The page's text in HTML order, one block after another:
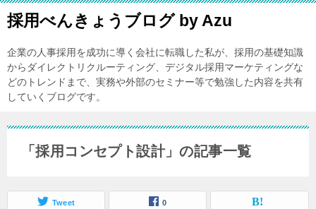
採用べんきょうブログ by Azu
企業の人事採用を成功に導く会社に転職した私が、採用の基礎知識
からダイレクトリクルーティング、デジタル採用マーケティングな
どのトレンドまで、実務や外部のセミナー等で勉強した内容を共有
していくブログです。
「採用コンセプト設計」の記事一覧
Tweet 0